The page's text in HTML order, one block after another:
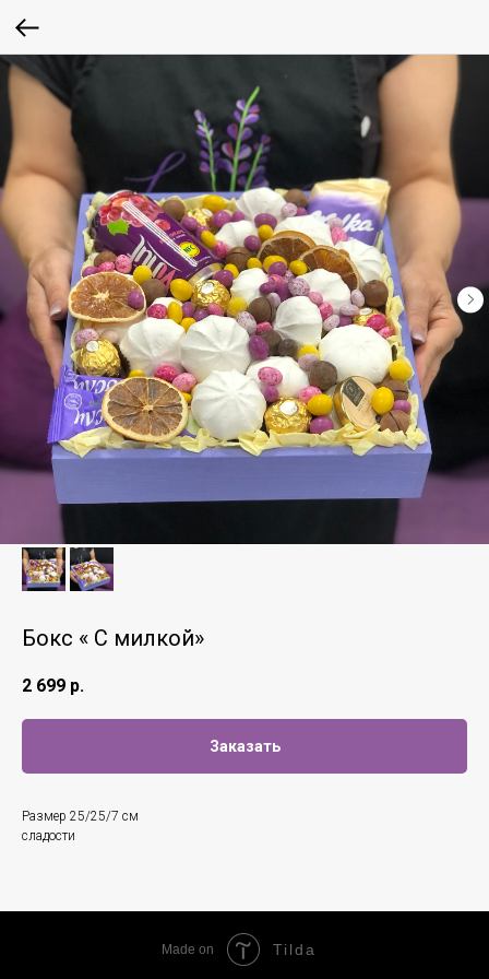
Бокс « С милкой»
2 699 р.
Заказать
Размер 25/25/7 см
сладости
Made on Tilda